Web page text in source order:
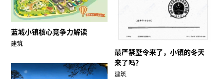
最严禁墅令来了，小镇的冬天
来了吗？
建筑
蓝城小镇核心竞争力解读
建筑